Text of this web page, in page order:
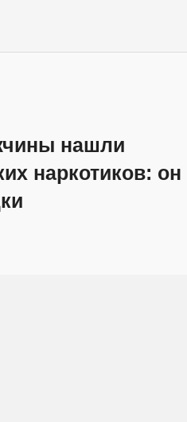
нашли
наркотиков: он